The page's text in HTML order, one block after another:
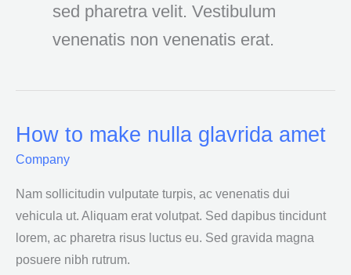
sed pharetra velit. Vestibulum
venenatis non venenatis erat.
How to make nulla glavrida amet
Company
Nam sollicitudin vulputate turpis, ac venenatis dui
vehicula ut. Aliquam erat volutpat. Sed dapibus tincidunt
lorem, ac pharetra risus luctus eu. Sed gravida magna
posuere nibh rutrum.
How
to
nulla
glavrida
amet